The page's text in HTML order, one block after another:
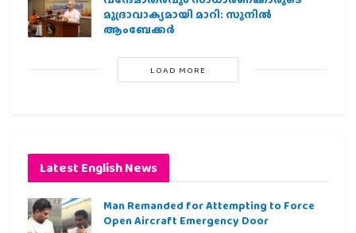
മുദ്രാവാക്യമായി മാറി: സുനിൽ
ആംബേക്കർ
LOAD MORE
Latest English News
Man Remanded for Attempting to Force
Open Aircraft Emergency Door